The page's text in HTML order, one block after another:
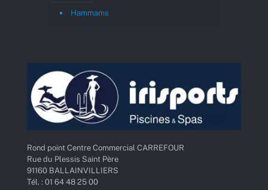
Hammams
Rond point Centre Commercial CARREFOUR
Rue du Plessis Saint Père
91160 BALLAINVILLIERS
Tél. : 01 64 48 25 00